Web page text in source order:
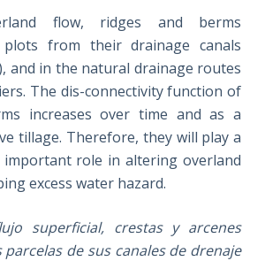
flow, ridges and berms
plots from their drainage canals
and in the natural drainage routes
The dis-connectivity function of
increases over time and as a
tillage. Therefore, they will play a
role in altering overland
excess water hazard.
superficial, crestas y arcenes
parcelas de sus canales de drenaje